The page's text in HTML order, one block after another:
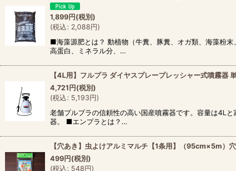
1,899円(税別)
(税込: 2,088円)
■海藻源肥とは？ 動植物（牛糞、豚糞、オガ類、海藻粉
高蛋白、ミネラル分、…
【4L用】フルプラ ダイヤスプレープレッシャー式噴霧
4,721円(税別)
(税込: 5,193円)
老舗プルプラの信頼性の高い国産噴霧器です。容量は4L
器。 ■エンプラとは？…
【穴あき】虫よけアルミマルチ【1条用】（95cm×5m
499円(税別)
(税込: 548円)